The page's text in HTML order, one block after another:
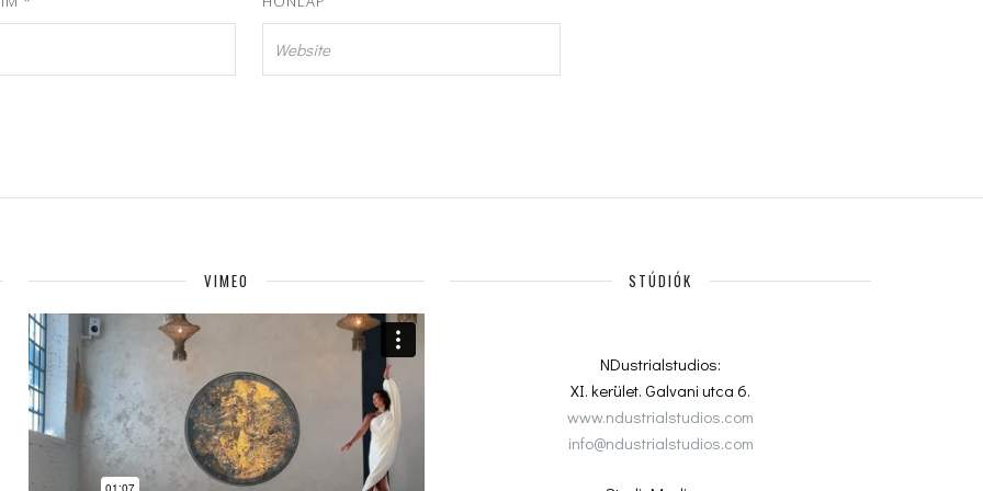
VIMEO STÚDIÓK
NDustrialstudios:
XI. kerület. Galvani utca 6.
www.ndustrialstudios.com
info@ndustrialstudios.com